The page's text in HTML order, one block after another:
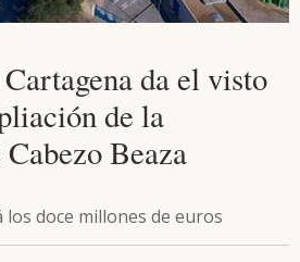
da el visto
de la
Beaza
doce millones de euros